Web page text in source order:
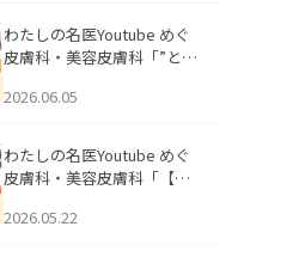
公開いたしました。
わたしの名医Youtube めぐ
皮膚科・美容皮膚科「”とお
ッズの肌悩みに本気で答え
た。
2026.06.05
わたしの名医Youtube めぐ
皮膚科・美容皮膚科「【ヒ
用】ハイブリッド注入を美
2026.05.22